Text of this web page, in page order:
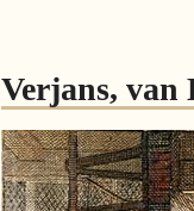
Verjans, van